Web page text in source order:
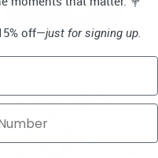
off—just for signing up.